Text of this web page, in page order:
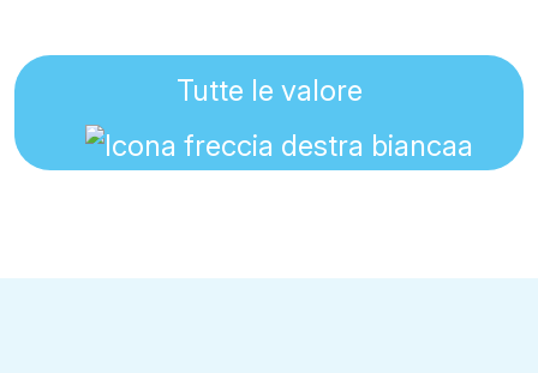
Tutte le valore